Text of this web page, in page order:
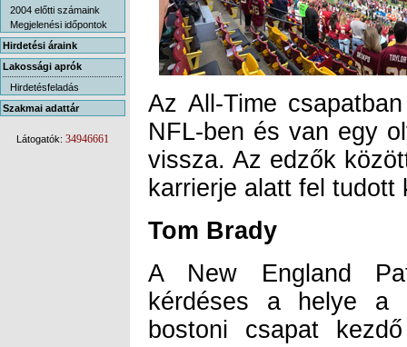
2004 előtti számaink
Megjelenési időpontok
Hirdetési áraink
Lakossági aprók
Hirdetésfeladás
Szakmai adattár
Látogatók: 34946661
Az All-Time
NFL-ben és van egy
vissza. Az edzők
karrierje alatt fel
Tom Brady
A New England
kérdéses a helye a
bostoni csapat
évtizeden keresztül a
csapatát. 9-szer